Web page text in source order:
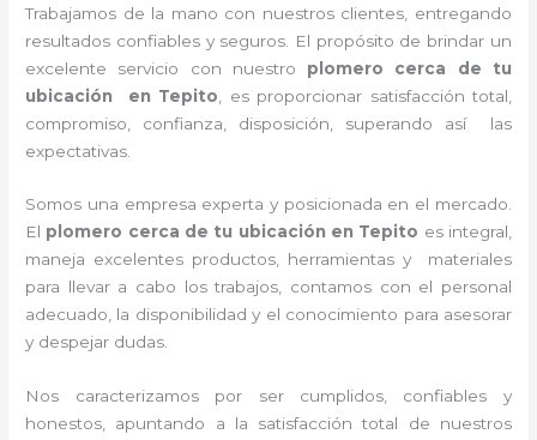
Trabajamos de la mano con nuestros clientes, entregando
resultados confiables y seguros. El propósito de brindar un
excelente servicio con nuestro plomero cerca de tu
ubicación en Tepito , es proporcionar satisfacción total,
compromiso, confianza, disposición, superando así las
expectativas.
Somos una empresa experta y posicionada en el mercado.
El plomero cerca de tu ubicación en Tepito es integral,
maneja excelentes productos, herramientas y materiales
para llevar a cabo los trabajos, contamos con el personal
adecuado, la disponibilidad y el conocimiento para asesorar
y despejar dudas.
Nos caracterizamos por ser cumplidos, confiables y
honestos, apuntando a la satisfacción total de nuestros